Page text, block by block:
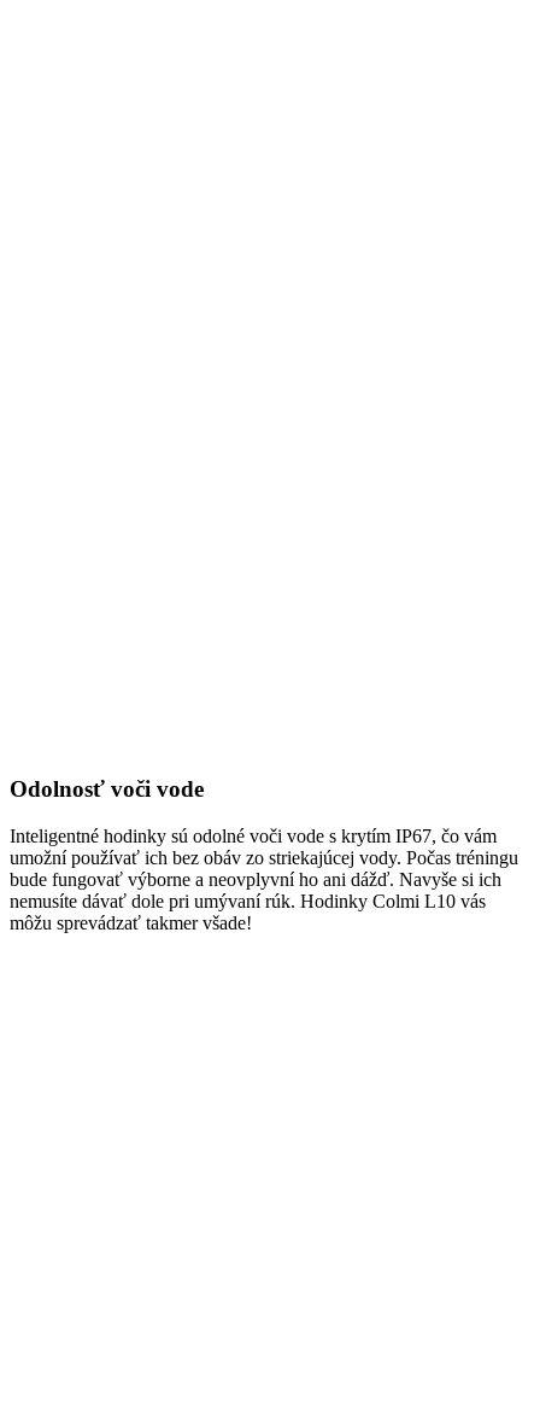
Odolnosť voči vode
Inteligentné hodinky sú odolné voči vode s krytím IP67, čo vám
umožní používať ich bez obáv zo striekajúcej vody. Počas tréningu
bude fungovať výborne a neovplyvní ho ani dážď. Navyše si ich
nemusíte dávať dole pri umývaní rúk. Hodinky Colmi L10 vás
môžu sprevádzať takmer všade!